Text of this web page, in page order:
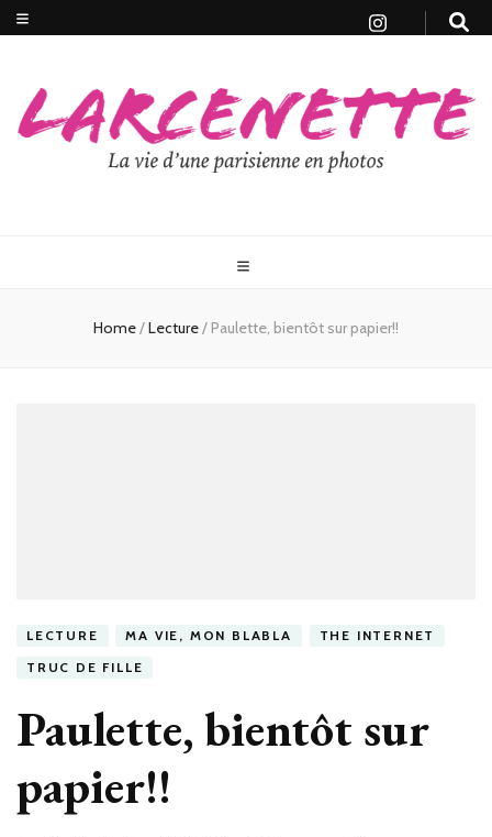
Home/Lecture/ Paulette, bientôt sur papier!!
LECTURE MA VIE, MON BLABLA
THE INTERNET
TRUC DE FILLE
Paulette, bientôt sur
papier!!